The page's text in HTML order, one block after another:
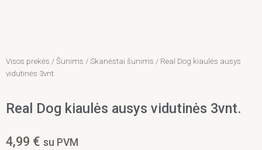
Visos prekės / Šunims / Skanėstai šunims / Real Dog kiaulės ausys
vidutinės 3vnt.
Real Dog kiaulės ausys vidutinės 3vnt.
4,99 € su PVM